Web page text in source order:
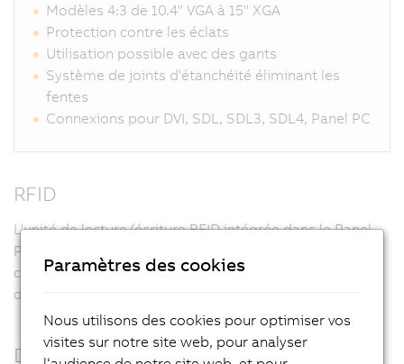
Modèles 4:3 de 10.4" VGA à 15" XGA
Protection contre les éclats
Utilisation possible avec des gants
Système de joints d'étanchéité éliminant les
fentes
Connexions pour DVI, SDL, SDL3, SDL4, Panel PC
RFID
L'unité de lecture/écriture RFID intégrée dans le Panel
PC permet de contrôler les droits d'accès sans aucun
contact et en toute sécurité. Il est donc inutile d'utiliser
des mots de passe ou des commutateurs à clé.
Design personnalisé
Paramètres des cookies
Nous utilisons des cookies pour optimiser vos
visites sur notre site web, pour analyser